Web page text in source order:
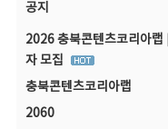
공지
2026 충북콘텐츠코리아
자 모집
충북콘텐츠코리아랩
2060